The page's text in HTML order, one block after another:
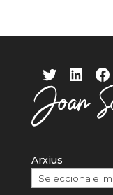
Twitter LinkedIn Facebook
Arxius